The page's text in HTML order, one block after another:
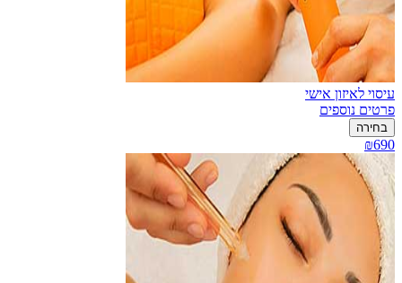
עיסוי לאיזון אישי
פרטים נוספים
בחירה
₪690